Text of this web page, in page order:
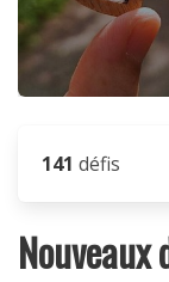
141 défis